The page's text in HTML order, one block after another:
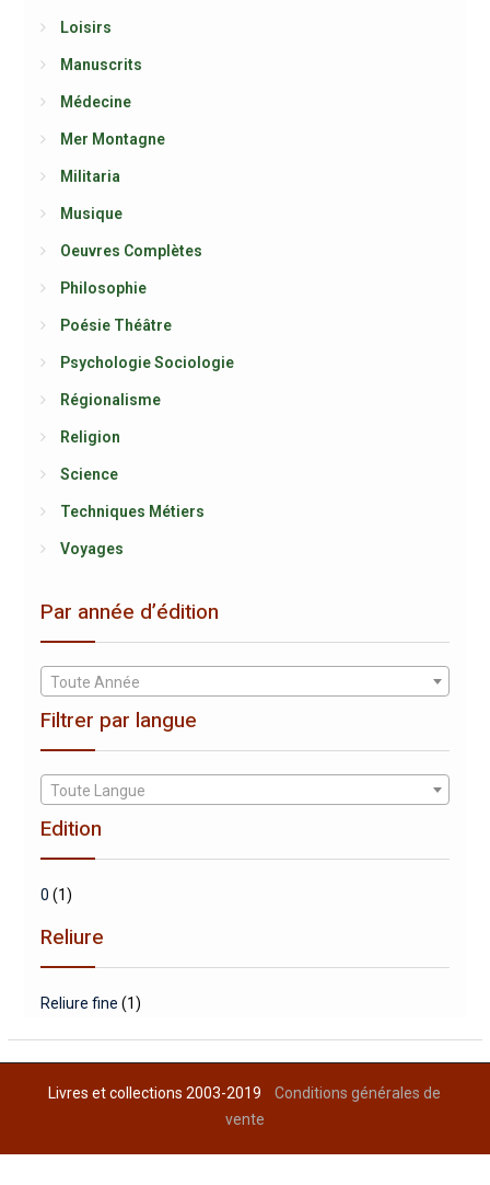
Loisirs
Manuscrits
Médecine
Mer Montagne
Militaria
Musique
Oeuvres Complètes
Philosophie
Poésie Théâtre
Psychologie Sociologie
Régionalisme
Religion
Science
Techniques Métiers
Voyages
Par année d’édition
Toute Année
Filtrer par langue
Toute Langue
Edition
0 (1)
Reliure
Reliure fine (1)
Livres et collections 2003-2019Conditions générales de
vente